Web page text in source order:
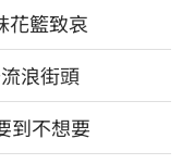
籃致哀
浪街頭
到不想要